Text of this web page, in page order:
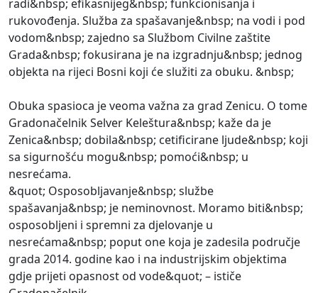
radi&nbsp; efikasnijeg&nbsp; funkcionisanja i
rukovođenja. Služba za spašavanje&nbsp; na vodi i pod
vodom&nbsp; zajedno sa Službom Civilne zaštite
Grada&nbsp; fokusirana je na izgradnju&nbsp; jednog
objekta na rijeci Bosni koji će služiti za obuku. &nbsp;
Obuka spasioca je veoma važna za grad Zenicu. O tome
Gradonačelnik Selver Keleštura&nbsp; kaže da je
Zenica&nbsp; dobila&nbsp; cetificirane ljude&nbsp; koji
sa sigurnošću mogu&nbsp; pomoći&nbsp; u
nesrećama.
&quot; Osposobljavanje&nbsp; službe
spašavanja&nbsp; je neminovnost. Moramo biti&nbsp;
osposobljeni i spremni za djelovanje u
nesrećama&nbsp; poput one koja je zadesila područje
grada 2014. godine kao i na industrijskim objektima
gdje prijeti opasnost od vode&quot; – ističe